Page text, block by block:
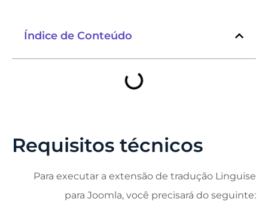
Índice de Conteúdo
Requisitos técnicos
Para executar a extensão de tradução Linguise
para Joomla, você precisará do seguinte: